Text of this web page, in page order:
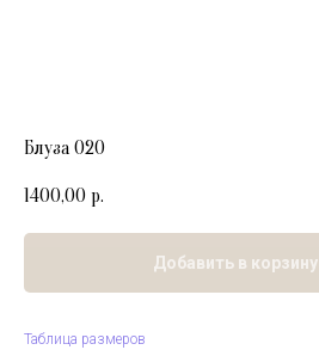
Блуза 020
1400,00 р.
Добавить в корзину
Таблица размеров